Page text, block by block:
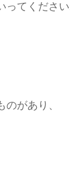
ってください
のがあり、